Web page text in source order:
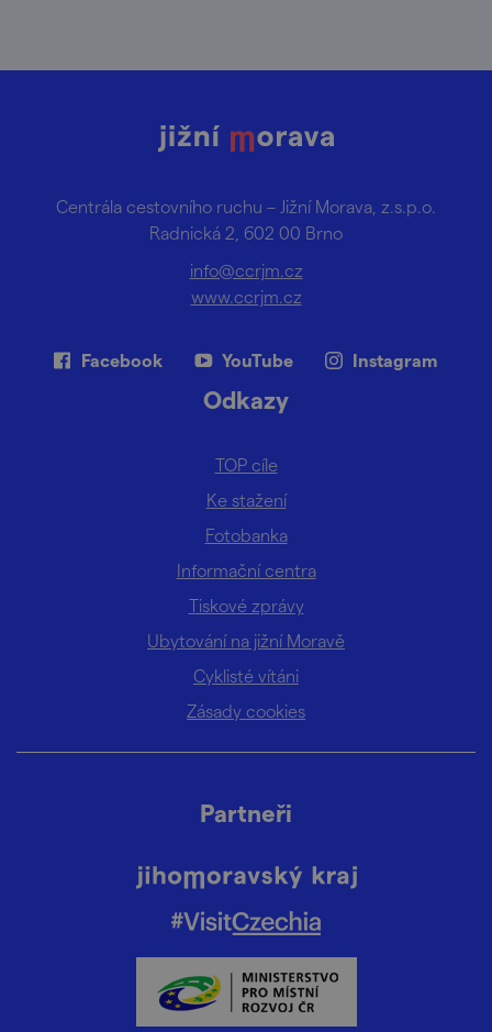
Centrála cestovního ruchu – Jižní Morava, z.s.p.o.
Radnická 2, 602 00 Brno
info@ccrjm.cz
www.ccrjm.cz
Facebook YouTube Instagram
Odkazy
TOP cíle
Ke stažení
Fotobanka
Informační centra
Tiskové zprávy
Ubytování na jižní Moravě
Cyklisté vítáni
Zásady cookies
Partneři